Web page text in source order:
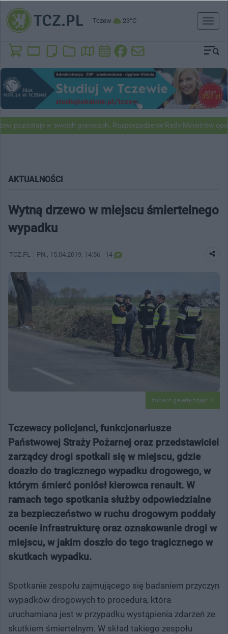
Tczew 23°C
Toggle
w swoich granicach. Rozporządzenie Rady Ministrów
AKTUALNOŚCI
Wytną drzewo w miejscu śmiertelnego
wypadku
TCZ.PL PN. , 15.04.2019, 14:56 14
zobacz galerię zdjęć: 3
Tczewscy policjanci, funkcjonariusze
Państwowej Straży Pożarnej oraz przedstawiciel
zarządcy drogi spotkali się w miejscu, gdzie
doszło do tragicznego wypadku drogowego, w
którym śmierć poniósł kierowca renault. W
ramach tego spotkania służby odpowiedzialne
za bezpieczeństwo w ruchu drogowym poddały
ocenie infrastrukturę oraz oznakowanie drogi w
miejscu, w jakim doszło do tego tragicznego w
skutkach wypadku.
Spotkanie zespołu zajmującego się badaniem przyczyn
wypadków drogowych to procedura, która
uruchamiana jest w przypadku wystąpienia zdarzeń ze
skutkiem śmiertelnym. W skład takiego zespołu